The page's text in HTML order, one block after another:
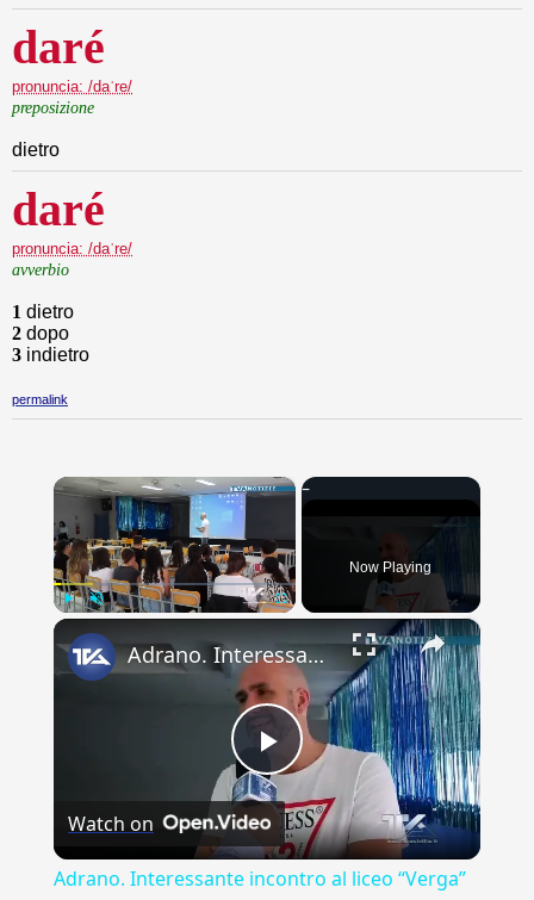
daré
pronuncia: /daˈre/
preposizione
dietro
daré
pronuncia: /daˈre/
avverbio
1 dietro
2 dopo
3 indietro
permalink
×
Now Playing
×
Play
Video
Adrano. Interessante incontro al liceo “Verga” con il prof. Fabio Gamberini. Studenti del Linguistic
Watch on
Adrano. Interessante incontro al liceo “Verga”